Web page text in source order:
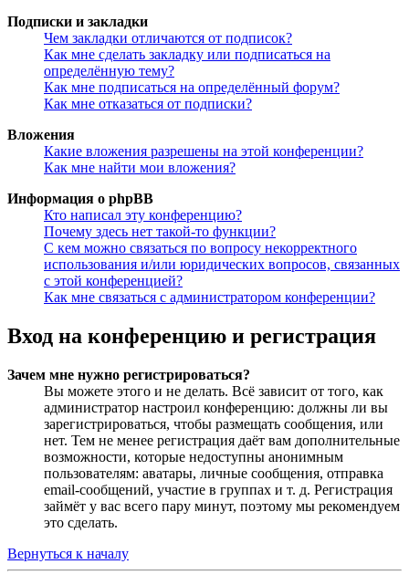
Подписки и закладки
Чем закладки отличаются от подписок?
Как мне сделать закладку или подписаться на
определённую тему?
Как мне подписаться на определённый форум?
Как мне отказаться от подписки?
Вложения
Какие вложения разрешены на этой конференции?
Как мне найти мои вложения?
Информация о phpBB
Кто написал эту конференцию?
Почему здесь нет такой-то функции?
С кем можно связаться по вопросу некорректного
использования и/или юридических вопросов, связанных
с этой конференцией?
Как мне связаться с администратором конференции?
Вход на конференцию и регистрация
Зачем мне нужно регистрироваться?
Вы можете этого и не делать. Всё зависит от того, как
администратор настроил конференцию: должны ли вы
зарегистрироваться, чтобы размещать сообщения, или
нет. Тем не менее регистрация даёт вам дополнительные
возможности, которые недоступны анонимным
пользователям: аватары, личные сообщения, отправка
email-сообщений, участие в группах и т. д. Регистрация
займёт у вас всего пару минут, поэтому мы рекомендуем
это сделать.
Вернуться к началу